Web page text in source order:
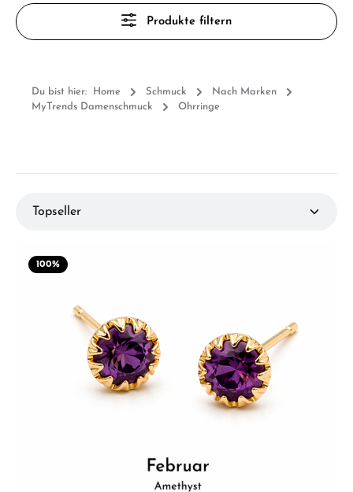
Produkte filtern
Du bist hier: Home Schmuck
Nach Marken
MyTrends Damenschmuck
Ohrringe
100%